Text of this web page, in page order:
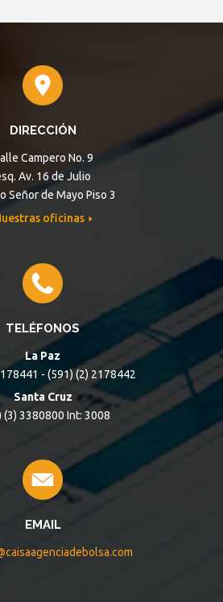
DIRECCIÓN
Campero No. 9
Av. 16 de Julio
Señor de Mayo Piso 3
oficinas
TELÉFONOS
La Paz
- (591) (2) 2178442
Santa Cruz
(3) 3380800 Int: 3008
EMAIL